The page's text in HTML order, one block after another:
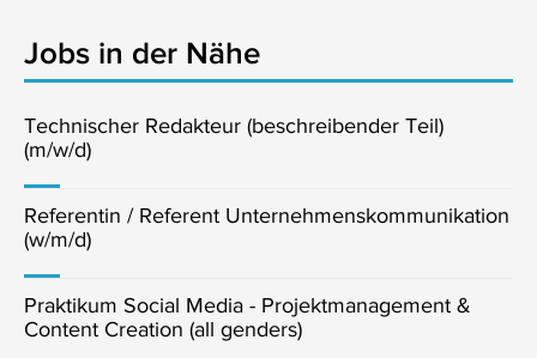
Jobs in der Nähe
Technischer Redakteur (beschreibender Teil)
(m/w/d)
Referentin / Referent Unternehmenskommunikation
(w/m/d)
Praktikum Social Media - Projektmanagement &
Content Creation (all genders)